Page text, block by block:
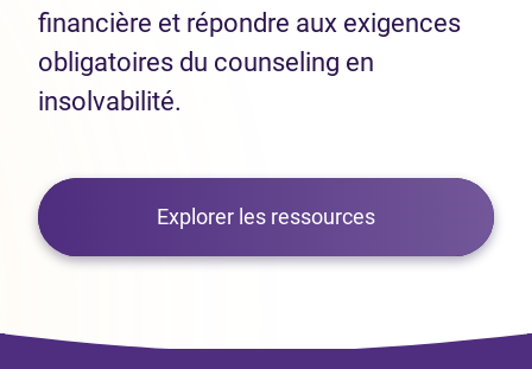
financière et répondre aux exigences
obligatoires du counseling en
insolvabilité.
Explorer les ressources